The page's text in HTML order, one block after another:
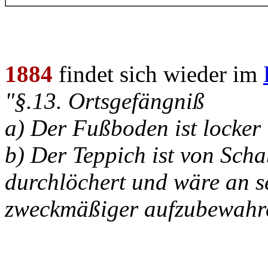
1884 findet sich wieder im
"§.13. Ortsgefängniß
a) Der Fußboden ist locker
b) Der Teppich ist von
durchlöchert und wäre an
zweckmäßiger